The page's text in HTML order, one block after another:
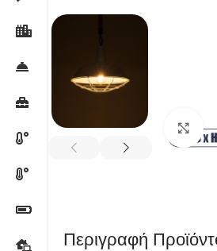
Περιγραφή